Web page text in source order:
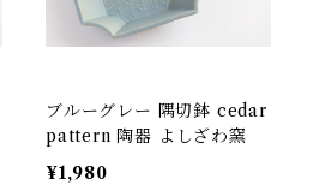
ブルーグレー 隅切鉢 cedar
pattern 陶器 よしざわ窯
¥1,980